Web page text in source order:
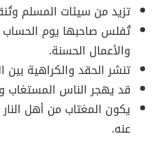
تزيد من سيئات المسلم
تُفلس صاحبها يوم الحساب
والأعمال الحسنة.
تنشر الحقد والكراهية بين
قد يهجر الناس المستغاب
يكون المغتاب من أهل
عنه.